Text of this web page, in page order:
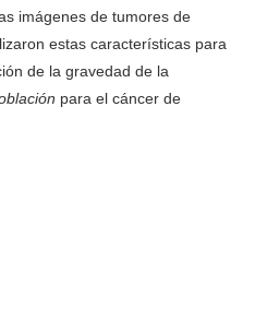
imágenes de tumores de
estas características para
de la gravedad de la
para el cáncer de